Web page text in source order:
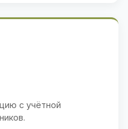
с учётной